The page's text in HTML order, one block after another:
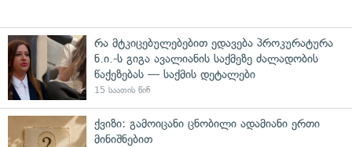
რა მტკიცებულებებით ედავება პროკურატურა
ნ.ი.-ს გიგა ავალიანის საქმეზე ძალადობის
წაქეზებას — საქმის დეტალები
15 საათის წინ
ქვიზი: გამოიცანი ცნობილი ადამიანი ერთი
მინიშნებით